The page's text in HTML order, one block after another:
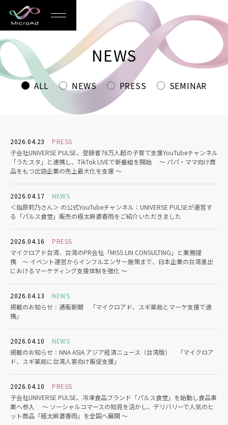
MicroAd
-
Redesigning
the
Future
NEWS
ALL NEWS PRESS SEMINAR
2026.04.23
PRESS
子会社UNIVERSE PULSE、登録者76万人超の子育て支援YouTubeチャンネル
「うたスタ」と連携し、TikTok LIVEで新番組を開始 〜 パパ・ママ向け商
品をもつ出店企業の売上最大化を支援 〜
2026.04.17
NEWS
＜指原莉乃さん＞ の公式YouTubeチャンネル：UNIVERSE PULSEが運営す
る「パルス食堂」販売の極太麻婆春雨をご紹介いただきました
2026.04.16
PRESS
マイクロアド台湾、台湾のPR会社「MISS LIN CONSULTING」と業務提
携 〜 イベント運営からインフルエンサー施策まで、日本企業の台湾進出
におけるマーケティング支援体制を強化 〜
2026.04.13
NEWS
掲載のお知らせ：通販新聞 「マイクロアド、スギ薬局とマーケ支援で連
携」
2026.04.10
NEWS
掲載のお知らせ：NNA ASIA アジア経済ニュース（台湾版） 「マイクロア
ド、スギ薬局に台湾人客向け販促支援」
2026.04.10
PRESS
子会社UNIVERSE PULSE、冷凍食品ブランド「パルス食堂」を始動し食品事
業へ参入 〜 ソーシャルコマースの知見を活かし、デリバリーで人気のヒ
ット商品「極太麻婆春雨」を全国へ展開 〜